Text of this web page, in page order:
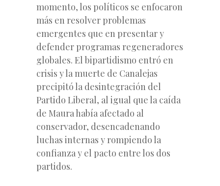
momento, los políticos se enfocaron
más en resolver problemas
emergentes que en presentar y
defender programas regeneradores
globales. El bipartidismo entró en
crisis y la muerte de Canalejas
precipitó la desintegración del
Partido Liberal, al igual que la caída
de Maura había afectado al
conservador, desencadenando
luchas internas y rompiendo la
confianza y el pacto entre los dos
partidos.